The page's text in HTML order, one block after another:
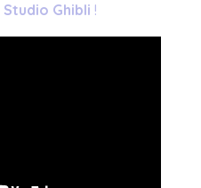
Studio Ghibli !